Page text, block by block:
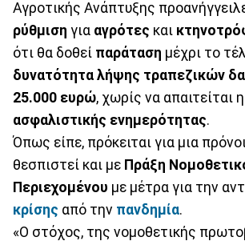
Αγροτικής Ανάπτυξης
ρύθμιση για αγρότες και
ότι θα δοθεί παράταση μέχρι το
δυνατότητα λήψης τραπεζικών
25.000 ευρώ, χωρίς να απαιτείται
ασφαλιστικής ενημερότητας.
Όπως είπε, πρόκειται για μια
θεσπιστεί και με Πράξη
Περιεχομένου με μέτρα για την
κρίσης από την πανδημία.
«Ο στόχος, της νομοθετικής